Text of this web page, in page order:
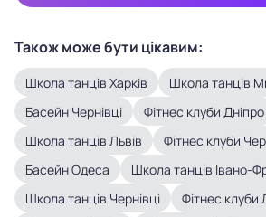
Також може бути цікавим:
Школа танців Харків
Школа танців
Басейн Чернівці
Фітнес клуби Дніпро
Школа танців Львів
Фітнес клуби
Басейн Одеса
Школа танців Івано-
Школа танців Чернівці
Фітнес клуби